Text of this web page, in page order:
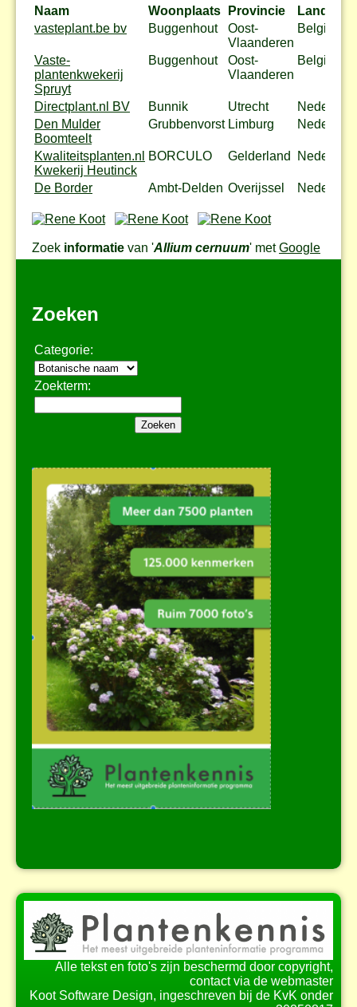
Naam Woonplaats Provincie
Land
vasteplant.be bv
Buggenhout
Oost-
Vlaanderen
België
Vaste-
plantenkwekerij
Spruyt
Buggenhout
Oost-
Vlaanderen
België
Directplant.nl BV Bunnik Utrecht
Nederland
Den Mulder
Boomteelt
Grubbenvorst Limburg Nederland
Kwaliteitsplanten.nl
Kwekerij Heutinck
BORCULO Gelderland Nederland
De Border Ambt-Delden Overijssel Nederland
Zoek informatie van 'Allium cernuum' metGoogle
Zoeken
Categorie:
Zoekterm:
Alle tekst en foto's zijn beschermd door copyright,
contact via de webmaster
Koot Software Design, ingeschreven bij de KvK onder